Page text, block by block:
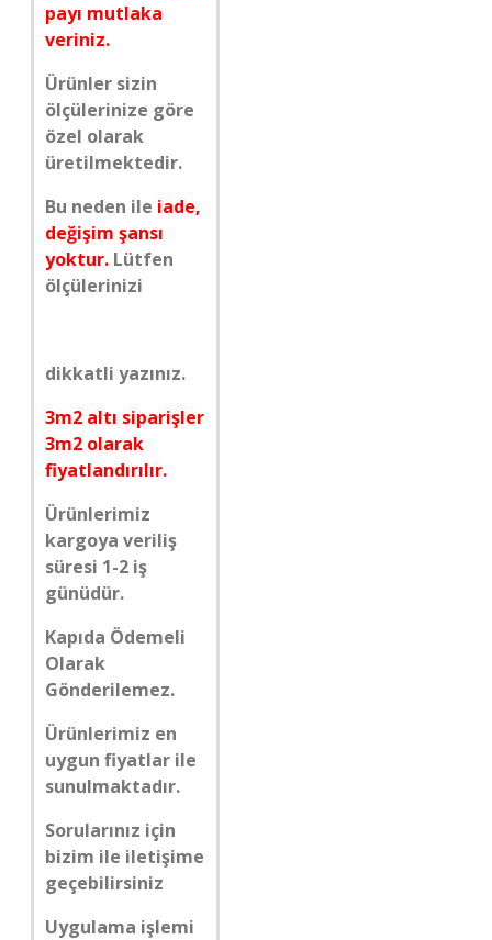
payı mutlaka
veriniz.
Ürünler sizin
ölçülerinize göre
özel olarak
üretilmektedir.
Bu neden ile iade,
değişim şansı
yoktur. Lütfen
ölçülerinizi
dikkatli yazınız.
3m2 altı siparişler
3m2 olarak
fiyatlandırılır.
Ürünlerimiz
kargoya veriliş
süresi 1-2 iş
günüdür.
Kapıda Ödemeli
Olarak
Gönderilemez.
Ürünlerimiz en
uygun fiyatlar ile
sunulmaktadır.
Sorularınız için
bizim ile iletişime
geçebilirsiniz
Uygulama işlemi